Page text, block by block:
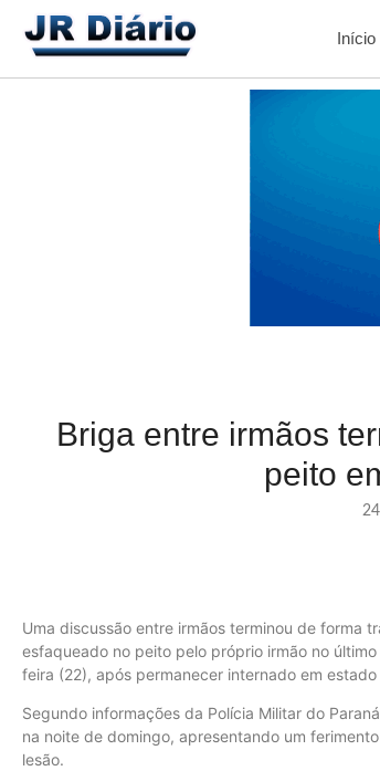
Início
Briga entre irmãos
peito
Uma discussão entre irmãos terminou de forma
esfaqueado no peito pelo próprio irmão no
feira (22), após permanecer internado em
Segundo informações da Polícia Militar do
na noite de domingo, apresentando um
lesão.